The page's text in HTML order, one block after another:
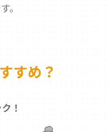
。
すめ？
！